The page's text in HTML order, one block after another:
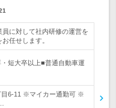
に対して社内研修の運営を
任せします。
短大卒以上■普通自動車運
目6-11 ※マイカー通勤可 ※